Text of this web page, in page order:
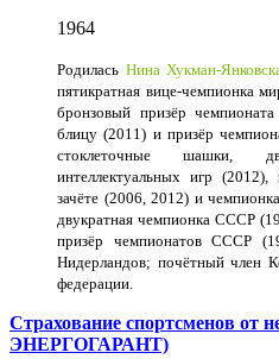
1964
Родилась Нина Хукман-
пятикратная вице-чемпионка
бронзовый призёр
блицу (2011) и призёр
стоклеточные шашки,
интеллектуальных игр
зачёте (2006, 2012) и
двукратная чемпионка СССР
призёр чемпионатов СССР
Нидерландов; почётный член
федерации.
Страхование спортсменов от
ЭНЕРГОГАРАНТ)